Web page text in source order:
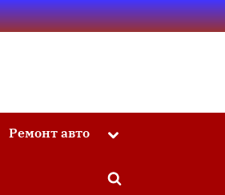
Ремонт авто Toggle
Toggle